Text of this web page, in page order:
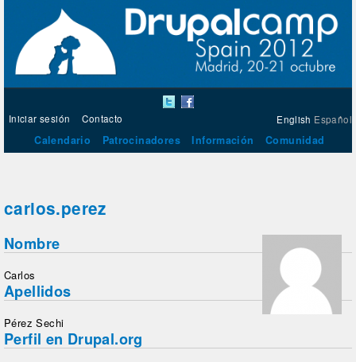
English Español
Iniciar sesión Contacto
Calendario Patrocinadores Información Comunidad
carlos.perez
Nombre
Carlos
Apellidos
Pérez Sechi
Perfil en Drupal.org